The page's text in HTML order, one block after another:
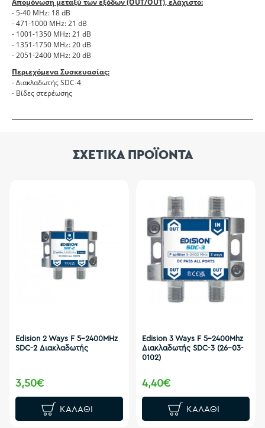
Απομόνωση μεταξύ των εξόδων (OUT/OUT), ελάχιστο:
- 5-40 MHz: 18 dB
- 471-1000 MHz: 21 dB
- 1001-1350 MHz: 21 dB
- 1351-1750 MHz: 20 dB
- 2051-2400 MHz: 20 dB
Περιεχόμενα Συσκευασίας:
- Διακλαδωτής SDC-4
- Βίδες στερέωσης
ΣΧΕΤΙΚΑ ΠΡΟΪΟΝΤΑ
Edision 2 Ways F 5-2400MHz
SDC-2 Διακλαδωτής
3,50€
ΚΑΛΆΘΙ
Edision 3 Ways F 5-2400Mhz
Διακλαδωτής SDC-3 (26-03-
0102)
4,40€
ΚΑΛΆΘΙ